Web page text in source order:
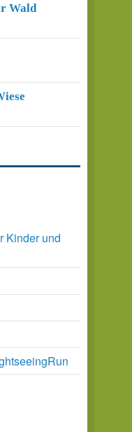
Wald
Kinder und